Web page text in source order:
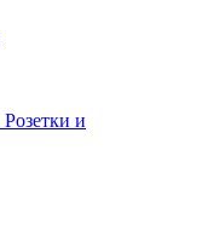
Розетки и